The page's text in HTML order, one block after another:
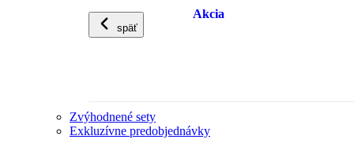
späť
Akcia
Zvýhodnené sety
Exkluzívne predobjednávky